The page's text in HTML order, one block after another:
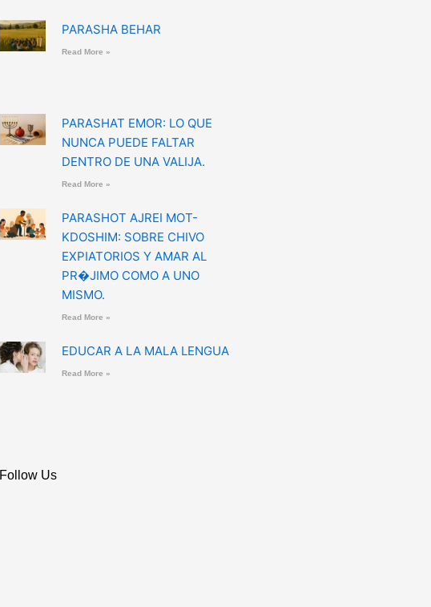
PARASHA BEHAR
Read More »
PARASHAT EMOR: LO QUE
NUNCA PUEDE FALTAR
DENTRO DE UNA VALIJA.
Read More »
PARASHOT AJREI MOT-
KDOSHIM: SOBRE CHIVO
EXPIATORIOS Y AMAR AL
PR�JIMO COMO A UNO
MISMO.
Read More »
EDUCAR A LA MALA LENGUA
Read More »
Follow Us